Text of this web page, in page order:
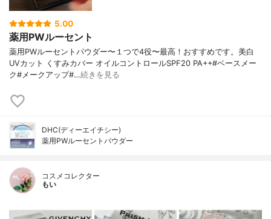
5.00
薬用PWルーセント
薬用PWルーセントパウダー〜１つで4役〜最高！おすすめです。美白
UVカット くすみカバー オイルコントロールSPF20 PA++#ベースメー
ク#メークアップ#…続きを見る
DHC(ディーエイチシー)
薬用PWルーセントパウダー
コスメコレクター
もい